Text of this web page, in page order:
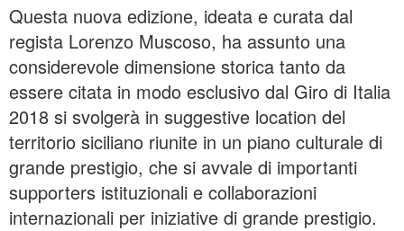
Questa nuova edizione, ideata e curata dal
regista Lorenzo Muscoso, ha assunto una
considerevole dimensione storica tanto da
essere citata in modo esclusivo dal Giro di Italia
2018 si svolgerà in suggestive location del
territorio siciliano riunite in un piano culturale di
grande prestigio, che si avvale di importanti
supporters istituzionali e collaborazioni
internazionali per iniziative di grande prestigio.